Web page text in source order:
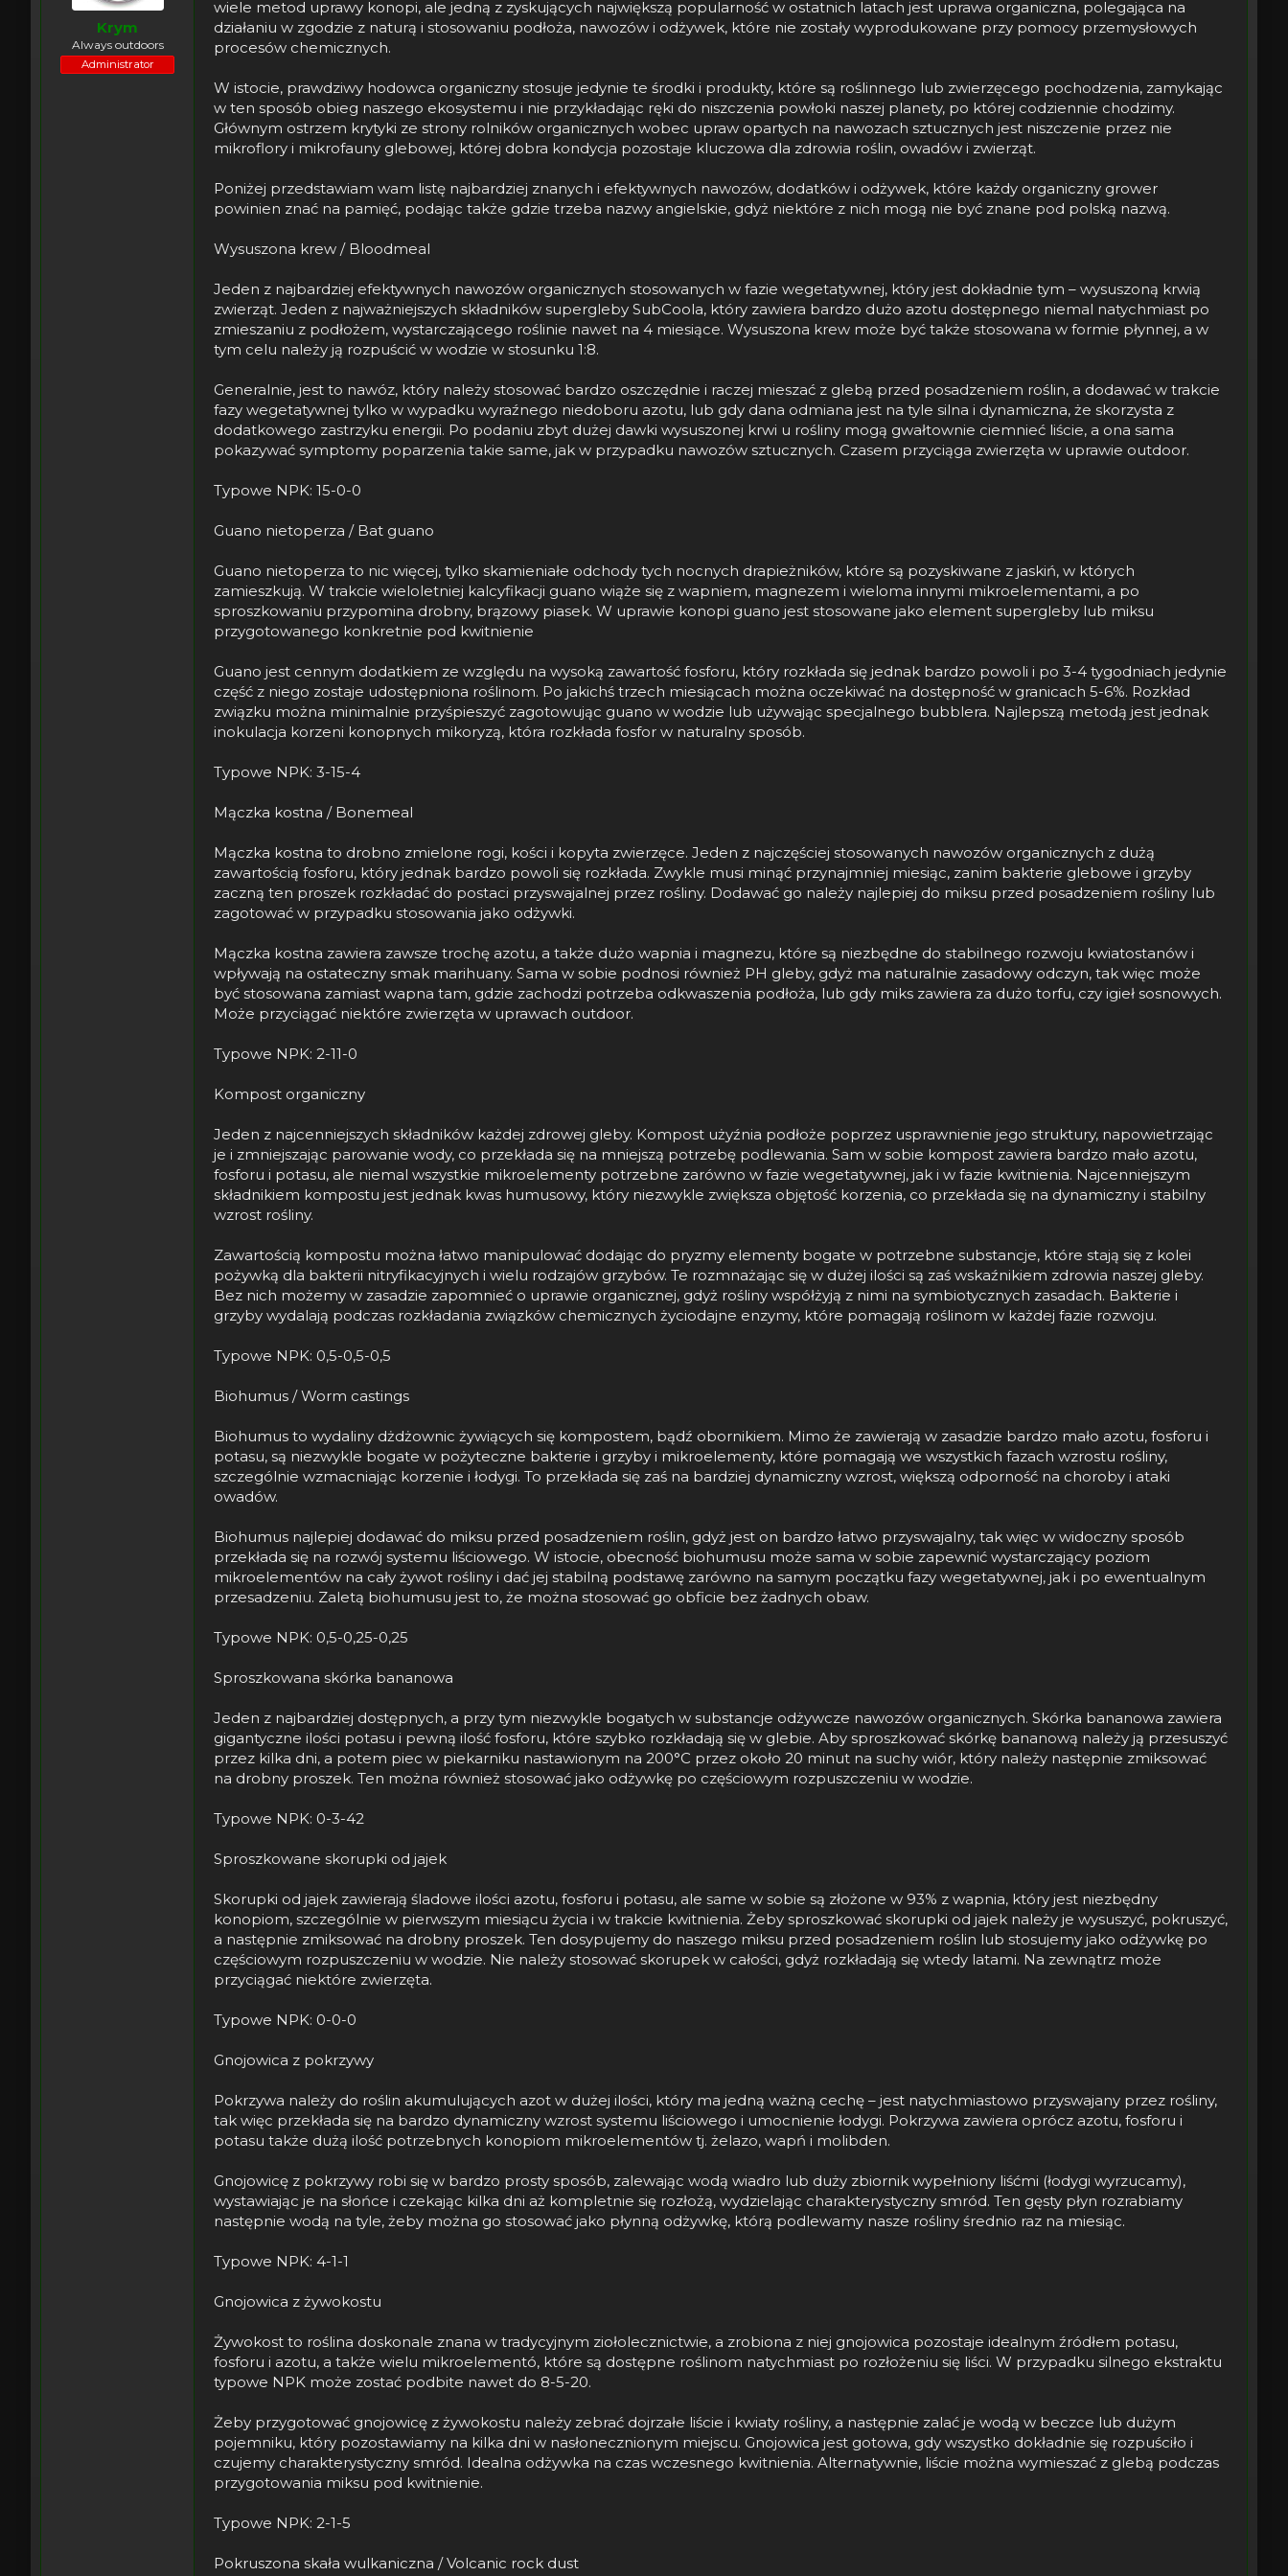
e
y
Krym
Always outdoors
Administrator
wiele metod uprawy konopi, ale jedną z zyskujących największą popularność w ostatnich latach jest uprawa organiczna, polegająca na
działaniu w zgodzie z naturą i stosowaniu podłoża, nawozów i odżywek, które nie zostały wyprodukowane przy pomocy przemysłowych
procesów chemicznych.
W istocie, prawdziwy hodowca organiczny stosuje jedynie te środki i produkty, które są roślinnego lub zwierzęcego pochodzenia, zamykając
w ten sposób obieg naszego ekosystemu i nie przykładając ręki do niszczenia powłoki naszej planety, po której codziennie chodzimy.
Głównym ostrzem krytyki ze strony rolników organicznych wobec upraw opartych na nawozach sztucznych jest niszczenie przez nie
mikroflory i mikrofauny glebowej, której dobra kondycja pozostaje kluczowa dla zdrowia roślin, owadów i zwierząt.
Poniżej przedstawiam wam listę najbardziej znanych i efektywnych nawozów, dodatków i odżywek, które każdy organiczny grower
powinien znać na pamięć, podając także gdzie trzeba nazwy angielskie, gdyż niektóre z nich mogą nie być znane pod polską nazwą.
Wysuszona krew / Bloodmeal
Jeden z najbardziej efektywnych nawozów organicznych stosowanych w fazie wegetatywnej, który jest dokładnie tym – wysuszoną krwią
zwierząt. Jeden z najważniejszych składników supergleby SubCoola, który zawiera bardzo dużo azotu dostępnego niemal natychmiast po
zmieszaniu z podłożem, wystarczającego roślinie nawet na 4 miesiące. Wysuszona krew może być także stosowana w formie płynnej, a w
tym celu należy ją rozpuścić w wodzie w stosunku 1:8.
Generalnie, jest to nawóz, który należy stosować bardzo oszczędnie i raczej mieszać z glebą przed posadzeniem roślin, a dodawać w trakcie
fazy wegetatywnej tylko w wypadku wyraźnego niedoboru azotu, lub gdy dana odmiana jest na tyle silna i dynamiczna, że skorzysta z
dodatkowego zastrzyku energii. Po podaniu zbyt dużej dawki wysuszonej krwi u rośliny mogą gwałtownie ciemnieć liście, a ona sama
pokazywać symptomy poparzenia takie same, jak w przypadku nawozów sztucznych. Czasem przyciąga zwierzęta w uprawie outdoor.
Typowe NPK: 15-0-0
Guano nietoperza / Bat guano
Guano nietoperza to nic więcej, tylko skamieniałe odchody tych nocnych drapieżników, które są pozyskiwane z jaskiń, w których
zamieszkują. W trakcie wieloletniej kalcyfikacji guano wiąże się z wapniem, magnezem i wieloma innymi mikroelementami, a po
sproszkowaniu przypomina drobny, brązowy piasek. W uprawie konopi guano jest stosowane jako element supergleby lub miksu
przygotowanego konkretnie pod kwitnienie
Guano jest cennym dodatkiem ze względu na wysoką zawartość fosforu, który rozkłada się jednak bardzo powoli i po 3-4 tygodniach jedynie
część z niego zostaje udostępniona roślinom. Po jakichś trzech miesiącach można oczekiwać na dostępność w granicach 5-6%. Rozkład
związku można minimalnie przyśpieszyć zagotowując guano w wodzie lub używając specjalnego bubblera. Najlepszą metodą jest jednak
inokulacja korzeni konopnych mikoryzą, która rozkłada fosfor w naturalny sposób.
Typowe NPK: 3-15-4
Mączka kostna / Bonemeal
Mączka kostna to drobno zmielone rogi, kości i kopyta zwierzęce. Jeden z najczęściej stosowanych nawozów organicznych z dużą
zawartością fosforu, który jednak bardzo powoli się rozkłada. Zwykle musi minąć przynajmniej miesiąc, zanim bakterie glebowe i grzyby
zaczną ten proszek rozkładać do postaci przyswajalnej przez rośliny. Dodawać go należy najlepiej do miksu przed posadzeniem rośliny lub
zagotować w przypadku stosowania jako odżywki.
Mączka kostna zawiera zawsze trochę azotu, a także dużo wapnia i magnezu, które są niezbędne do stabilnego rozwoju kwiatostanów i
wpływają na ostateczny smak marihuany. Sama w sobie podnosi również PH gleby, gdyż ma naturalnie zasadowy odczyn, tak więc może
być stosowana zamiast wapna tam, gdzie zachodzi potrzeba odkwaszenia podłoża, lub gdy miks zawiera za dużo torfu, czy igieł sosnowych.
Może przyciągać niektóre zwierzęta w uprawach outdoor.
Typowe NPK: 2-11-0
Kompost organiczny
Jeden z najcenniejszych składników każdej zdrowej gleby. Kompost użyźnia podłoże poprzez usprawnienie jego struktury, napowietrzając
je i zmniejszając parowanie wody, co przekłada się na mniejszą potrzebę podlewania. Sam w sobie kompost zawiera bardzo mało azotu,
fosforu i potasu, ale niemal wszystkie mikroelementy potrzebne zarówno w fazie wegetatywnej, jak i w fazie kwitnienia. Najcenniejszym
składnikiem kompostu jest jednak kwas humusowy, który niezwykle zwiększa objętość korzenia, co przekłada się na dynamiczny i stabilny
wzrost rośliny.
Zawartością kompostu można łatwo manipulować dodając do pryzmy elementy bogate w potrzebne substancje, które stają się z kolei
pożywką dla bakterii nitryfikacyjnych i wielu rodzajów grzybów. Te rozmnażając się w dużej ilości są zaś wskaźnikiem zdrowia naszej gleby.
Bez nich możemy w zasadzie zapomnieć o uprawie organicznej, gdyż rośliny współżyją z nimi na symbiotycznych zasadach. Bakterie i
grzyby wydalają podczas rozkładania związków chemicznych życiodajne enzymy, które pomagają roślinom w każdej fazie rozwoju.
Typowe NPK: 0,5-0,5-0,5
Biohumus / Worm castings
Biohumus to wydaliny dżdżownic żywiących się kompostem, bądź obornikiem. Mimo że zawierają w zasadzie bardzo mało azotu, fosforu i
potasu, są niezwykle bogate w pożyteczne bakterie i grzyby i mikroelementy, które pomagają we wszystkich fazach wzrostu rośliny,
szczególnie wzmacniając korzenie i łodygi. To przekłada się zaś na bardziej dynamiczny wzrost, większą odporność na choroby i ataki
owadów.
Biohumus najlepiej dodawać do miksu przed posadzeniem roślin, gdyż jest on bardzo łatwo przyswajalny, tak więc w widoczny sposób
przekłada się na rozwój systemu liściowego. W istocie, obecność biohumusu może sama w sobie zapewnić wystarczający poziom
mikroelementów na cały żywot rośliny i dać jej stabilną podstawę zarówno na samym początku fazy wegetatywnej, jak i po ewentualnym
przesadzeniu. Zaletą biohumusu jest to, że można stosować go obficie bez żadnych obaw.
Typowe NPK: 0,5-0,25-0,25
Sproszkowana skórka bananowa
Jeden z najbardziej dostępnych, a przy tym niezwykle bogatych w substancje odżywcze nawozów organicznych. Skórka bananowa zawiera
gigantyczne ilości potasu i pewną ilość fosforu, które szybko rozkładają się w glebie. Aby sproszkować skórkę bananową należy ją przesuszyć
przez kilka dni, a potem piec w piekarniku nastawionym na 200°C przez około 20 minut na suchy wiór, który należy następnie zmiksować
na drobny proszek. Ten można również stosować jako odżywkę po częściowym rozpuszczeniu w wodzie.
Typowe NPK: 0-3-42
Sproszkowane skorupki od jajek
Skorupki od jajek zawierają śladowe ilości azotu, fosforu i potasu, ale same w sobie są złożone w 93% z wapnia, który jest niezbędny
konopiom, szczególnie w pierwszym miesiącu życia i w trakcie kwitnienia. Żeby sproszkować skorupki od jajek należy je wysuszyć, pokruszyć,
a następnie zmiksować na drobny proszek. Ten dosypujemy do naszego miksu przed posadzeniem roślin lub stosujemy jako odżywkę po
częściowym rozpuszczeniu w wodzie. Nie należy stosować skorupek w całości, gdyż rozkładają się wtedy latami. Na zewnątrz może
przyciągać niektóre zwierzęta.
Typowe NPK: 0-0-0
Gnojowica z pokrzywy
Pokrzywa należy do roślin akumulujących azot w dużej ilości, który ma jedną ważną cechę – jest natychmiastowo przyswajany przez rośliny,
tak więc przekłada się na bardzo dynamiczny wzrost systemu liściowego i umocnienie łodygi. Pokrzywa zawiera oprócz azotu, fosforu i
potasu także dużą ilość potrzebnych konopiom mikroelementów tj. żelazo, wapń i molibden.
Gnojowicę z pokrzywy robi się w bardzo prosty sposób, zalewając wodą wiadro lub duży zbiornik wypełniony liśćmi (łodygi wyrzucamy),
wystawiając je na słońce i czekając kilka dni aż kompletnie się rozłożą, wydzielając charakterystyczny smród. Ten gęsty płyn rozrabiamy
następnie wodą na tyle, żeby można go stosować jako płynną odżywkę, którą podlewamy nasze rośliny średnio raz na miesiąc.
Typowe NPK: 4-1-1
Gnojowica z żywokostu
Żywokost to roślina doskonale znana w tradycyjnym ziołolecznictwie, a zrobiona z niej gnojowica pozostaje idealnym źródłem potasu,
fosforu i azotu, a także wielu mikroelementó, które są dostępne roślinom natychmiast po rozłożeniu się liści. W przypadku silnego ekstraktu
typowe NPK może zostać podbite nawet do 8-5-20.
Żeby przygotować gnojowicę z żywokostu należy zebrać dojrzałe liście i kwiaty rośliny, a następnie zalać je wodą w beczce lub dużym
pojemniku, który pozostawiamy na kilka dni w nasłonecznionym miejscu. Gnojowica jest gotowa, gdy wszystko dokładnie się rozpuściło i
czujemy charakterystyczny smród. Idealna odżywka na czas wczesnego kwitnienia. Alternatywnie, liście można wymieszać z glebą podczas
przygotowania miksu pod kwitnienie.
Typowe NPK: 2-1-5
Pokruszona skała wulkaniczna / Volcanic rock dust